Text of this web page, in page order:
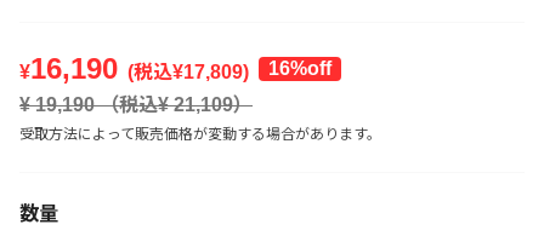
¥16,190 (税込¥17,809)
16%off
¥ 19,190（税込¥21,109）
受取方法によって販売価格が変動する場合があります。
数量